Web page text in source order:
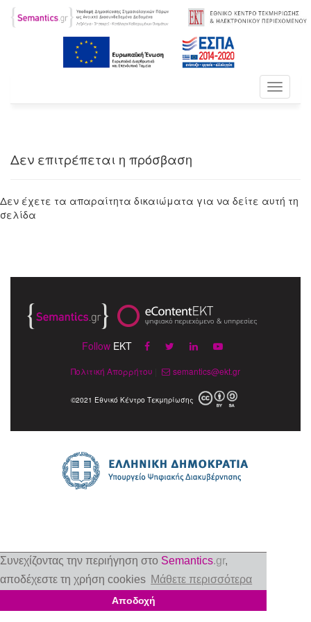
Συνεχίζοντας την περιήγηση στο Semantics.gr,
αποδέχεστε τη χρήση cookies Μάθετε περισσότερα
Αποδοχή
Toggle
Δεν επιτρέπεται η πρόσβαση
Δεν έχετε τα απαραίτητα δικαιώματα για να δείτε αυτή τη
σελίδα
Follow EKT
Πολιτική Απορρήτου semantics@ekt.gr
©2021 Εθνικό Κέντρο Τεκμηρίωσης